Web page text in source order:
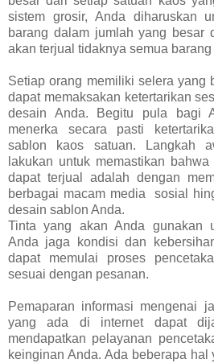
sistem grosir, Anda diharuskan
barang dalam jumlah yang besar
akan terjual tidaknya semua
Setiap orang memiliki selera yang
dapat memaksakan ketertarikan
desain Anda. Begitu pula bagi
menerka secara pasti
sablon kaos satuan. Langkah
lakukan untuk memastikan
dapat terjual adalah dengan
berbagai macam media sosial
desain sablon Anda.
Tinta yang akan Anda gunakan
Anda jaga kondisi dan
dapat memulai proses
sesuai dengan pesanan.
Pemaparan informasi mengenai
yang ada di internet dapat
mendapatkan pelayanan
keinginan Anda. Ada beberapa hal